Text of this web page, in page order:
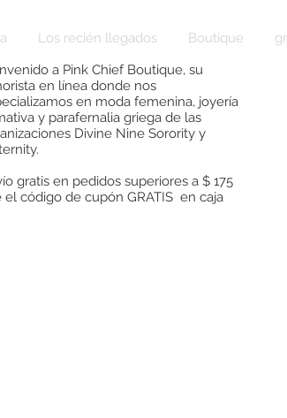
Los recién llegados Boutique
a Pink Chief Boutique, su
en línea donde nos
en moda femenina, joyería
y parafernalia griega de las
Divine Nine Sorority y
gratis en pedidos superiores a $ 175
el código de cupón GRATIS en caja